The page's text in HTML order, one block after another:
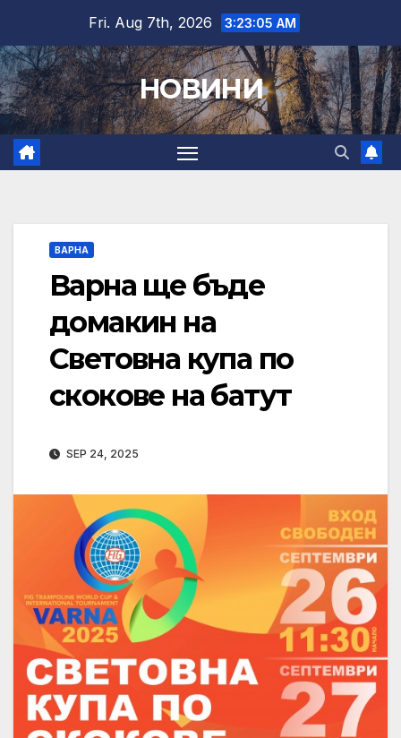
content
Fri. Aug 7th, 2026 3:23:06 AM
НОВИНИ
ВАРНА
Варна ще бъде
домакин на
Световна купа по
скокове на батут
SEP 24, 2025